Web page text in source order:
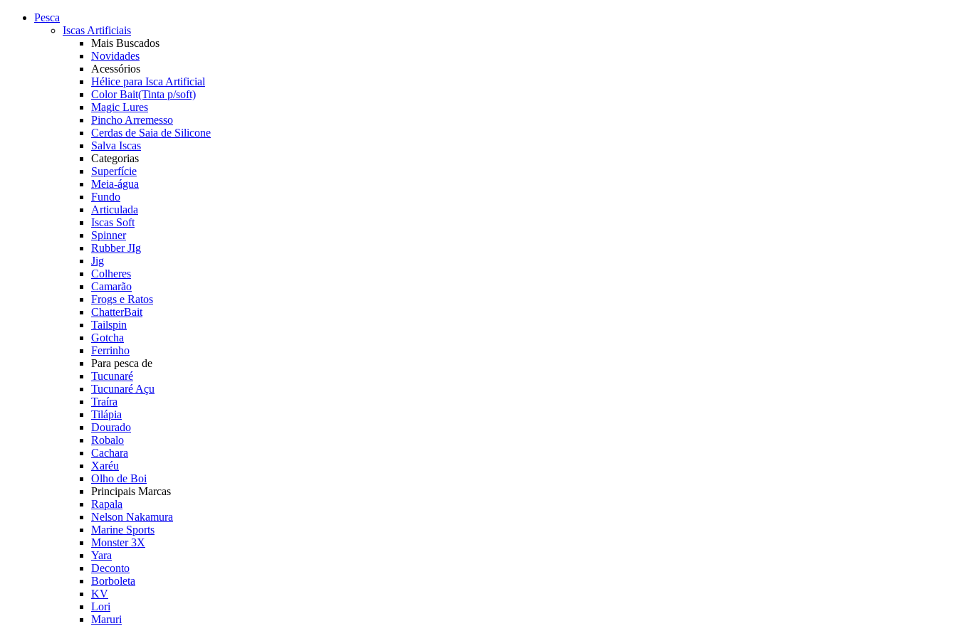
Pesca
Iscas Artificiais
Mais Buscados
Novidades
Acessórios
Hélice para Isca Artificial
Color Bait(Tinta p/soft)
Magic Lures
Pincho Arremesso
Cerdas de Saia de Silicone
Salva Iscas
Categorias
Superfície
Meia-água
Fundo
Articulada
Iscas Soft
Spinner
Rubber JIg
Jig
Colheres
Camarão
Frogs e Ratos
ChatterBait
Tailspin
Gotcha
Ferrinho
Para pesca de
Tucunaré
Tucunaré Açu
Traíra
Tilápia
Dourado
Robalo
Cachara
Xaréu
Olho de Boi
Principais Marcas
Rapala
Nelson Nakamura
Marine Sports
Monster 3X
Yara
Deconto
Borboleta
KV
Lori
Maruri